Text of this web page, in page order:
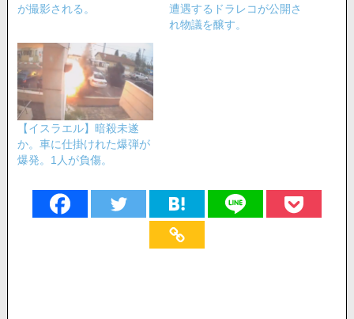
が撮影される。
遭遇するドラレコが公開さ
れ物議を醸す。
【イスラエル】暗殺未遂
か。車に仕掛けれた爆弾が
爆発。1人が負傷。